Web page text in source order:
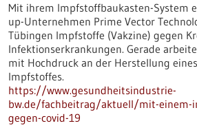
Mit ihrem Impfstoffbaukasten-System
up-Unternehmen Prime Vector
Tübingen Impfstoffe (Vakzine) gegen
Infektionserkrankungen. Gerade
mit Hochdruck an der Herstellung eines
Impfstoffes.
https://www.gesundheitsindustrie-
bw.de/fachbeitrag/aktuell/mit-einem-
gegen-covid-19